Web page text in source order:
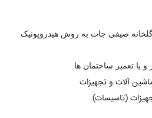
صیفی جات به روش هیدروپونیک
یا تعمیر ساختمان ها
آلات و تجهیزات
(تاسیسات)